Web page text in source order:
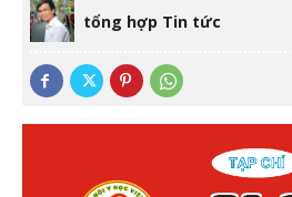
tổng hợp Tin tức